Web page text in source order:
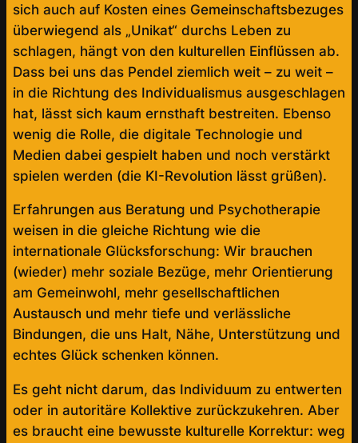
sich auch auf Kosten eines Gemeinschaftsbezuges
überwiegend als „Unikat“ durchs Leben zu
schlagen, hängt von den kulturellen Einflüssen ab.
Dass bei uns das Pendel ziemlich weit – zu weit –
in die Richtung des Individualismus ausgeschlagen
hat, lässt sich kaum ernsthaft bestreiten. Ebenso
wenig die Rolle, die digitale Technologie und
Medien dabei gespielt haben und noch verstärkt
spielen werden (die KI-Revolution lässt grüßen).
Erfahrungen aus Beratung und Psychotherapie
weisen in die gleiche Richtung wie die
internationale Glücksforschung: Wir brauchen
(wieder) mehr soziale Bezüge, mehr Orientierung
am Gemeinwohl, mehr gesellschaftlichen
Austausch und mehr tiefe und verlässliche
Bindungen, die uns Halt, Nähe, Unterstützung und
echtes Glück schenken können.
Es geht nicht darum, das Individuum zu entwerten
oder in autoritäre Kollektive zurückzukehren. Aber
es braucht eine bewusste kulturelle Korrektur: weg